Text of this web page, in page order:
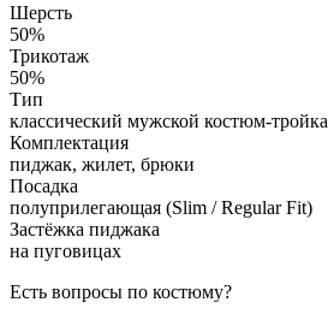
Шерсть
50%
Трикотаж
50%
Тип
классический мужской костюм-тройка
Комплектация
пиджак, жилет, брюки
Посадка
полуприлегающая (Slim / Regular Fit)
Застёжка пиджака
на пуговицах
Есть вопросы по костюму?